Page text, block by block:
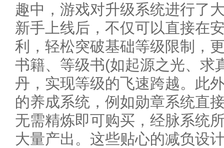
趣中，游戏对升级系统进行了
新手上线后，不仅可以直接在
利，轻松突破基础等级限制，
书籍、等级书(如起源之光、求
丹，实现等级的飞速跨越。此
的养成系统，例如勋章系统直
无需精炼即可购买，经脉系统
大量产出。这些贴心的减负设